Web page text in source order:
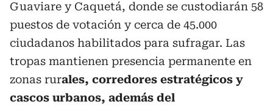
Guaviare y Caquetá, donde se custodiarán 58
puestos de votación y cerca de 45.000
ciudadanos habilitados para sufragar. Las
tropas mantienen presencia permanente en
zonas rurales, corredores estratégicos y
cascos urbanos, además del